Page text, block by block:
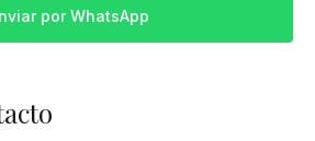
por WhatsApp